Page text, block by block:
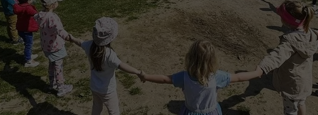
DODATKOWE:
ZAJĘCIA SPORTOWE
JĘZYK HISZPAŃSKI